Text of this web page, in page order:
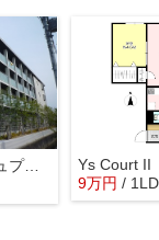
アビタシオンデュプルミエ
Ys Court II
9万円 /